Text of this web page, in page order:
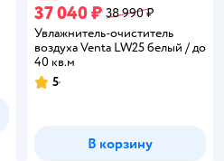
37 040 ₽ 38 990 ₽
Увлажнитель-очиститель
воздуха Venta LW25 белый / до
40 кв.м
Рейтинг:
5
В корзину